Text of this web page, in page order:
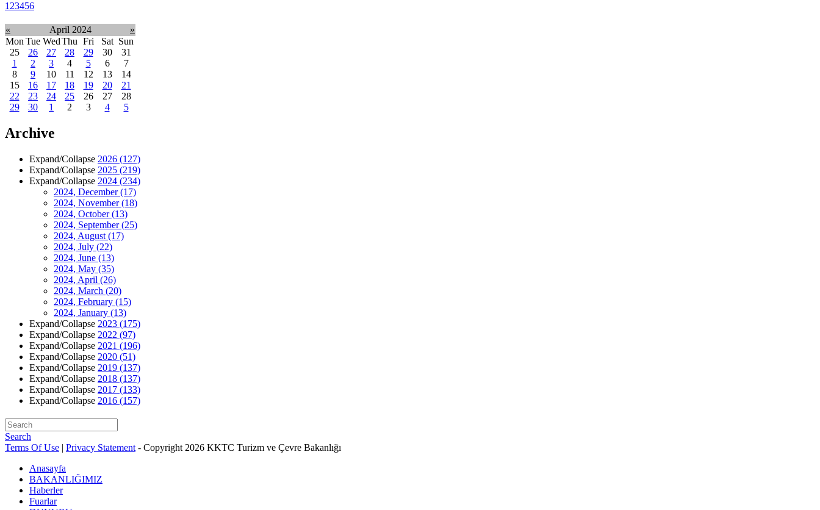
1 23456
« April 2024
»
Mon Tue WedThu Fri Sat Sun
25
26 27 28 29 30
31
1
2 3 4 5 6
7
8
9 10 11 12 13
14
15
16 17 18 19 20
21
22
23 24 25 26 27
28
29
30 1 2 3 4 5
Archive
Expand/Collapse 2026 (127)
Expand/Collapse 2025 (219)
Expand/Collapse 2024 (234)
2024, December(17)
2024, November(18)
2024, October(13)
2024, September(25)
2024, August (17)
2024, July (22)
2024, June (13)
2024, May (35)
2024, April (26)
2024, March (20)
2024, February (15)
2024, January (13)
Expand/Collapse 2023 (175)
Expand/Collapse 2022 (97)
Expand/Collapse 2021 (196)
Expand/Collapse 2020 (51)
Expand/Collapse 2019 (137)
Expand/Collapse 2018 (137)
Expand/Collapse 2017 (133)
Expand/Collapse 2016 (157)
Search
Terms Of Use | Privacy Statement - Copyright 2026 KKTC Turizm ve Çevre Bakanlığı
Anasayfa
BAKANLIĞIMIZ
Haberler
Fuarlar